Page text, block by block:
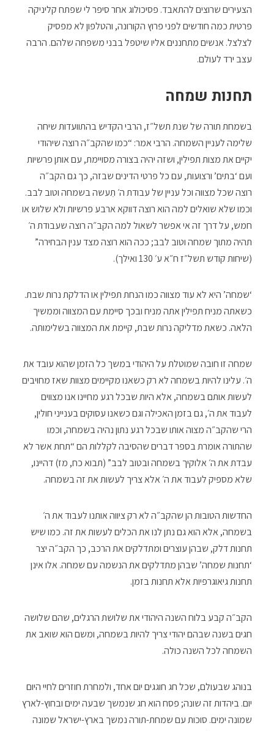
הצעירים שרוצים להתאבד. פסיכולוג אחר סיפר לי שפתח קליניקה
פרטית כמה חודשים לפני פרוץ הקורונה, והטלפון לא מפסיק
לצלצל. אנשים מתחננים אליו שיטפל בבני משפחה שלהם. הרבה
עצב ירד לעולם.
תחנות שמחה
בשמחת תורה של שנת תשל״ז, הרבי הקדיש בהתוועדות שיחה
שלימה לעניין השמחה. הרבי אמר: “כמו שהקב״ה רוצה שיהודי
יקיים את מצות תפילין, ושזה יהיה בצורה מסויימת, עם אותן פרשיות
ועם ‘בתים’ ורצועות, עם כל פרטי הדינים שבזה, כך גם הקב״ה
רוצה שכל מצווה וכל עניין של עבודת ה׳ תֵעשה בשמחה וטוב לבב.
וכמו שלא שואלים למה הוא רוצה דווקא ארבע פרשיות ולא שלוש או
חמש, על דרך זה אי אפשר לשאול למה הקב״ה רוצה שעבודת ה׳
תהיה מתוך שמחה וטוב לבב; ככה הוא רוצה מצד ענין הבחירה”
(שיחות קודש תשל״ז ח״א ע׳ 130 ואילך).
‘שמחה’ היא לא עוד מצווה כמו הנחת תפילין או הדלקת נרות שבת.
כשאתה מניח תפילין אתה מניח ובכך סיימת עם המצווה וממשיך
הלאה. כשאת מדליקה נרות שבת, קיימת את המצווה בשלימותה.
שמחה זו חובה שמוטלת על היהודי במשך כל הזמן שהוא עובד את
ה׳. עלינו להיות בשמחה לא רק כשאנו מקיימים מצוות שאז מחויבים
לעשות אותם בשמחה, אלא היות שבכל רגע מחיינו אנו מצווים
לעבוד את ה׳, גם בזמן האכילה וגם כשאנו עסוקים בענייני חולין,
הרי שהקב״ה מצוה אותו שבכל רגע נתון נהיה בשמחה, וכמו
שהתורה אומרת בספר דברים שהסיבה לקללות הם “תחת אשר לא
עבדת את ה׳ אלוקיך בשמחה ובטוב לבב” (תבוא כח, מז) דהיינו,
שלא מספיק לעבוד את ה׳ אלא צריך לעשות את זה בשמחה.
החדשות הטובות הן שהקב״ה לא רק ציווה אותנו לעבוד את ה׳
בשמחה, אלא הוא גם נתן לנו את הכלים לעשות את זה. כמו שיש
תחנות דלק, שבהן עוצרים ומתדלקים את הרכב, כך הקב״ה יצר
‘תחנות שמחה’ שבהן מתדלקים את הנשמה עם שמחה. אלו אינן
תחנות גיאוגרפיות אלא תחנות בזמן.
הקב״ה קבע בלוח השנה היהודי את שלושת הרגלים, שהם שלושה
חגים בשנה שבהם יהודי צריך להיות בשמחה, ומשם הוא שואב את
השמחה לכל השנה כולה.
בנוהג שבעולם, שכל חג חוגגים יום אחד, ולמחרת חוזרים לחיי היום
יום. ביהדות זה שונה; פסח הוא חג שנמשך שבעה ימים ובחוץ-לארץ
שמונה ימים. סוכות עם שמחת-תורה נמשך בארץ-ישראל שמונה